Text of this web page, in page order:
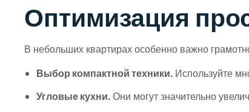
Оптимизация
В небольших квартирах особенно важно
Выбор компактной техники. Используйте
Угловые кухни.Они могут значительно